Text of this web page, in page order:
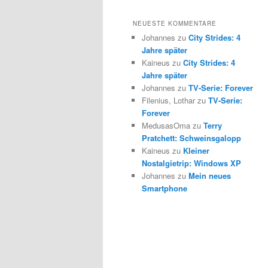
NEUESTE KOMMENTARE
Johannes zu City Strides: 4
Jahre später
Kaineus zu City Strides: 4
Jahre später
Johannes zu TV-Serie: Forever
Filenius, Lothar zu TV-Serie:
Forever
MedusasOma zu Terry
Pratchett: Schweinsgalopp
Kaineus zu Kleiner
Nostalgietrip: Windows XP
Johannes zu Mein neues
Smartphone